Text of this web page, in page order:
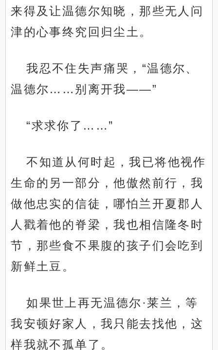
来得及让温德尔知晓，那些无人问
津的心事终究回归尘土。
我忍不住失声痛哭，“温德尔、
温德尔……别离开我——”
“求求你了……”
不知道从何时起，我已将他视作
生命的另一部分，他傲然前行，我
做他忠实的信徒，哪怕兰开夏郡人
人戳着他的脊梁，我也相信隆冬时
节，那些食不果腹的孩子们会吃到
新鲜土豆。
如果世上再无温德尔·莱兰，等
我安顿好家人，我只能去找他，这
样我就不孤单了。